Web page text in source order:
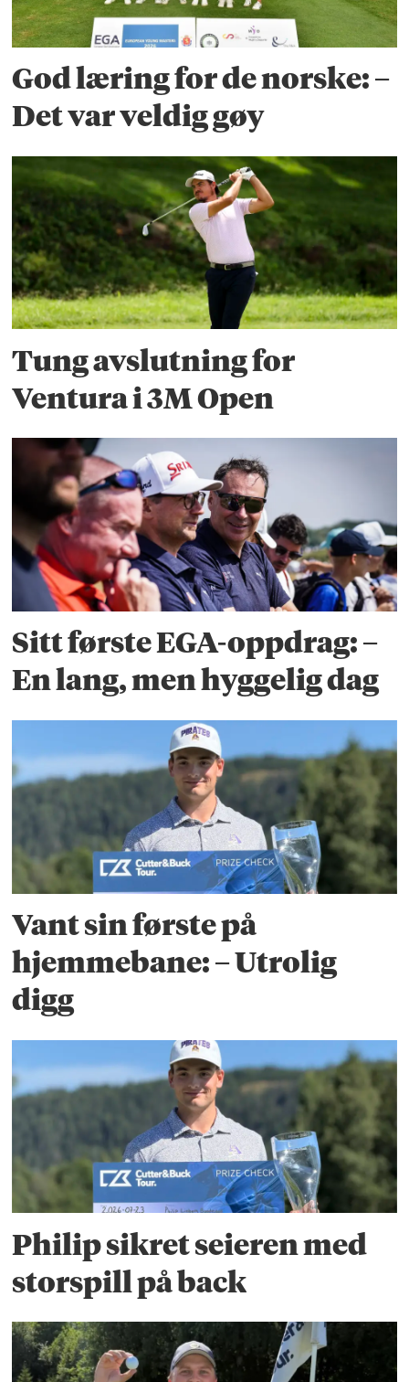
God læring for de norske: –
Det var veldig gøy
Tung avslutning for
Ventura i 3M Open
Sitt første EGA-oppdrag: –
En lang, men hyggelig dag
Vant sin første på
hjemmebane: – Utrolig
digg
Philip sikret seieren med
storspill på back